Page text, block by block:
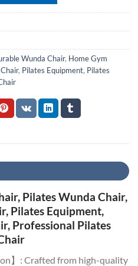
Wunda Chair, Home Gym
, Pilates Equipment, Pilates
Pilates Wunda Chair,
Pilates Equipment,
Professional Pilates
】: Crafted from high-quality